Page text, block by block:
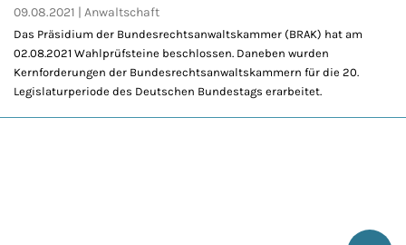
09.08.2021 Anwaltschaft
Das Präsidium der Bundesrechtsanwaltskammer (BRAK) hat am
02.08.2021 Wahlprüfsteine beschlossen. Daneben wurden
Kernforderungen der Bundesrechtsanwaltskammern für die 20.
Legislaturperiode des Deutschen Bundestags erarbeitet.